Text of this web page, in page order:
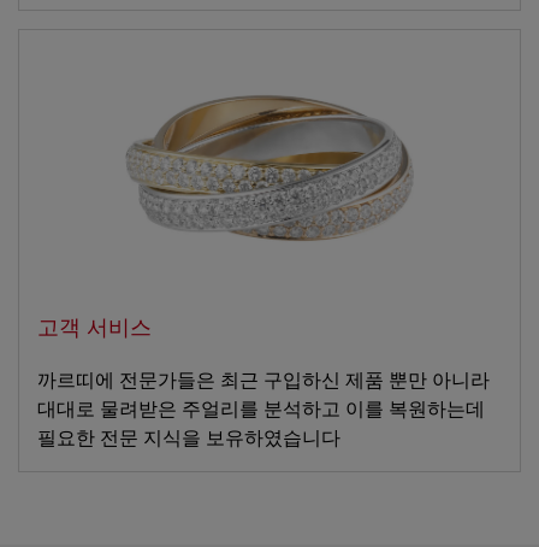
고객 서비스
까르띠에 전문가들은 최근 구입하신 제품 뿐만 아니라
대대로 물려받은 주얼리를 분석하고 이를 복원하는데
필요한 전문 지식을 보유하였습니다